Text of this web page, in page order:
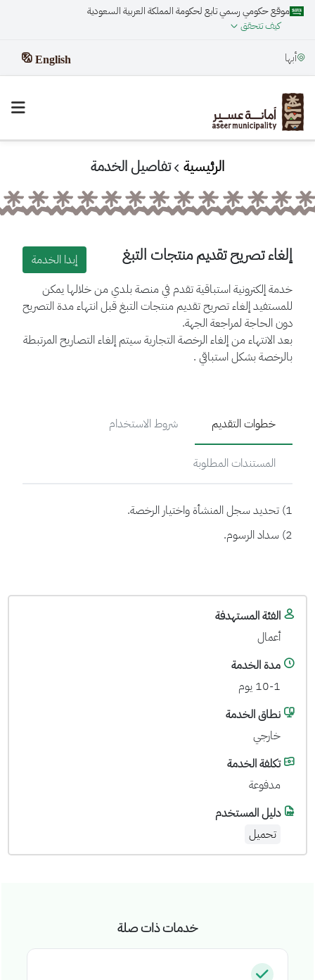
موقع حكومي رسمي تابع لحكومة المملكة العربية السعودية
كيف تتحقق
أبها English
الرئيسية تفاصيل الخدمة
إلغاء تصريح تقديم منتجات التبغ
إبدا الخدمة
خدمة إلكترونية استباقية تقدم في منصة بلدي من خلالها يمكن
للمستفيد إلغاء تصريح تقديم منتجات التبغ قبل انتهاء مدة التصريح
دون الحاجة لمراجعة الجهة.
بعد الانتهاء من إلغاء الرخصة التجارية سيتم إلغاء التصاريح المرتبطة
بالرخصة بشكل استباقي .
خطوات التقديم شروط الاستخدام
المستندات المطلوبة
1) تحديد سجل المنشأة واختيار الرخصة.
2) سداد الرسوم.
الفئة المستهدفة
أعمال
مدة الخدمة
10-1 يوم
نطاق الخدمة
خارجي
تكلفة الخدمة
مدفوعة
دليل المستخدم
تحميل
خدمات ذات صلة